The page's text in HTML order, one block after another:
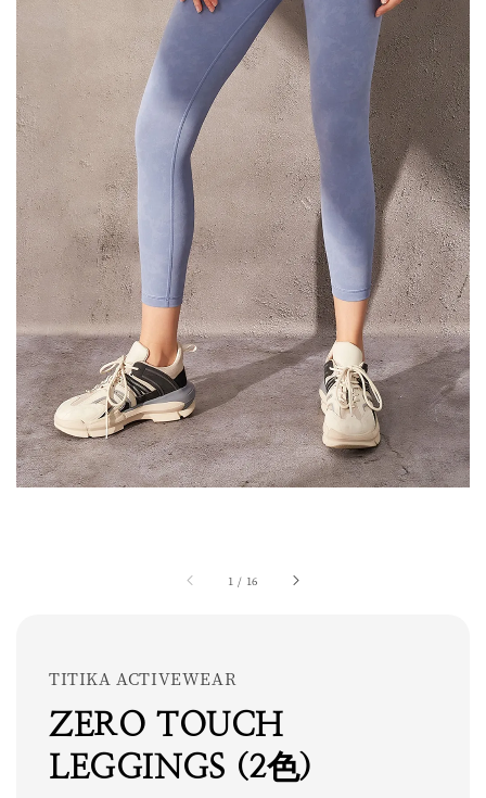
1 / 16
TITIKA ACTIVEWEAR
ZERO TOUCH
LEGGINGS (2色)